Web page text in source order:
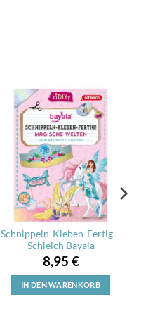
Schnippeln-Kleben-Fertig –
Schleich Bayala
8,95 €
IN DEN WARENKORB